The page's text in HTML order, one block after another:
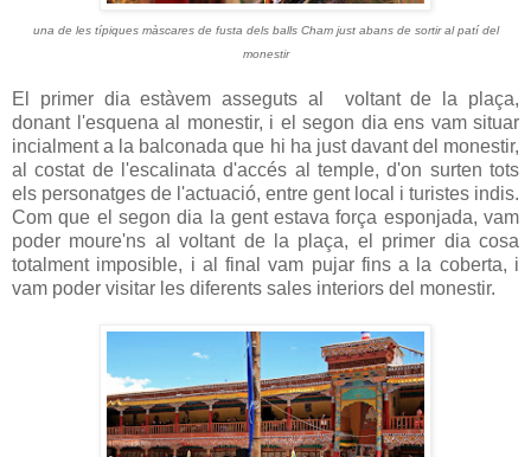
una de les típiques màscares de fusta dels balls Cham just abans de sortir al patí del
monestir
El primer dia estàvem asseguts al voltant de la plaça,
donant l'esquena al monestir, i el segon dia ens vam situar
incialment a la balconada que hi ha just davant del monestir,
al costat de l'escalinata d'accés al temple, d'on surten tots
els personatges de l'actuació, entre gent local i turistes indis.
Com que el segon dia la gent estava força esponjada, vam
poder moure'ns al voltant de la plaça, el primer dia cosa
totalment imposible, i al final vam pujar fins a la coberta, i
vam poder visitar les diferents sales interiors del monestir.